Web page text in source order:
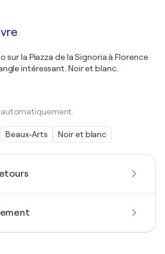
sur la Piazza de la Signoria à Florence
intéressant. Noir et blanc.
Beaux-Arts Noir et blanc